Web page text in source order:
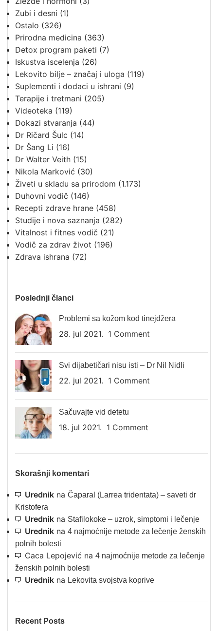
Zubi i desni (1)
Ostalo (326)
Prirodna medicina (363)
Detox program paketi (7)
Iskustva iscelenja (26)
Lekovito bilje – značaj i uloga (119)
Suplementi i dodaci u ishrani (9)
Terapije i tretmani (205)
Videoteka (119)
Dokazi stvaranja (44)
Dr Ričard Šulc (14)
Dr Šang Li (16)
Dr Walter Veith (15)
Nikola Marković (30)
Živeti u skladu sa prirodom (1.173)
Duhovni vodič (146)
Recepti zdrave hrane (458)
Studije i nova saznanja (282)
Vitalnost i fitnes vodič (21)
Vodič za zdrav život (196)
Zdrava ishrana (72)
Poslednji članci
Problemi sa kožom kod tinejdžera
28. jul 2021. 1 Comment
Svi dijabetičari nisu isti – Dr Nil Nidli
22. jul 2021. 1 Comment
Sačuvajte vid detetu
18. jul 2021. 1 Comment
Skorašnji komentari
Urednik na Čaparal (Larrea tridentata) – saveti dr
Kristofera
Urednik na Stafilokoke – uzrok, simptomi i lečenje
Urednik na 4 najmoćnije metode za lečenje ženskih
polnih bolesti
Caca Lepojević na 4 najmoćnije metode za lečenje
ženskih polnih bolesti
Urednik na Lekovita svojstva koprive
Recent Posts